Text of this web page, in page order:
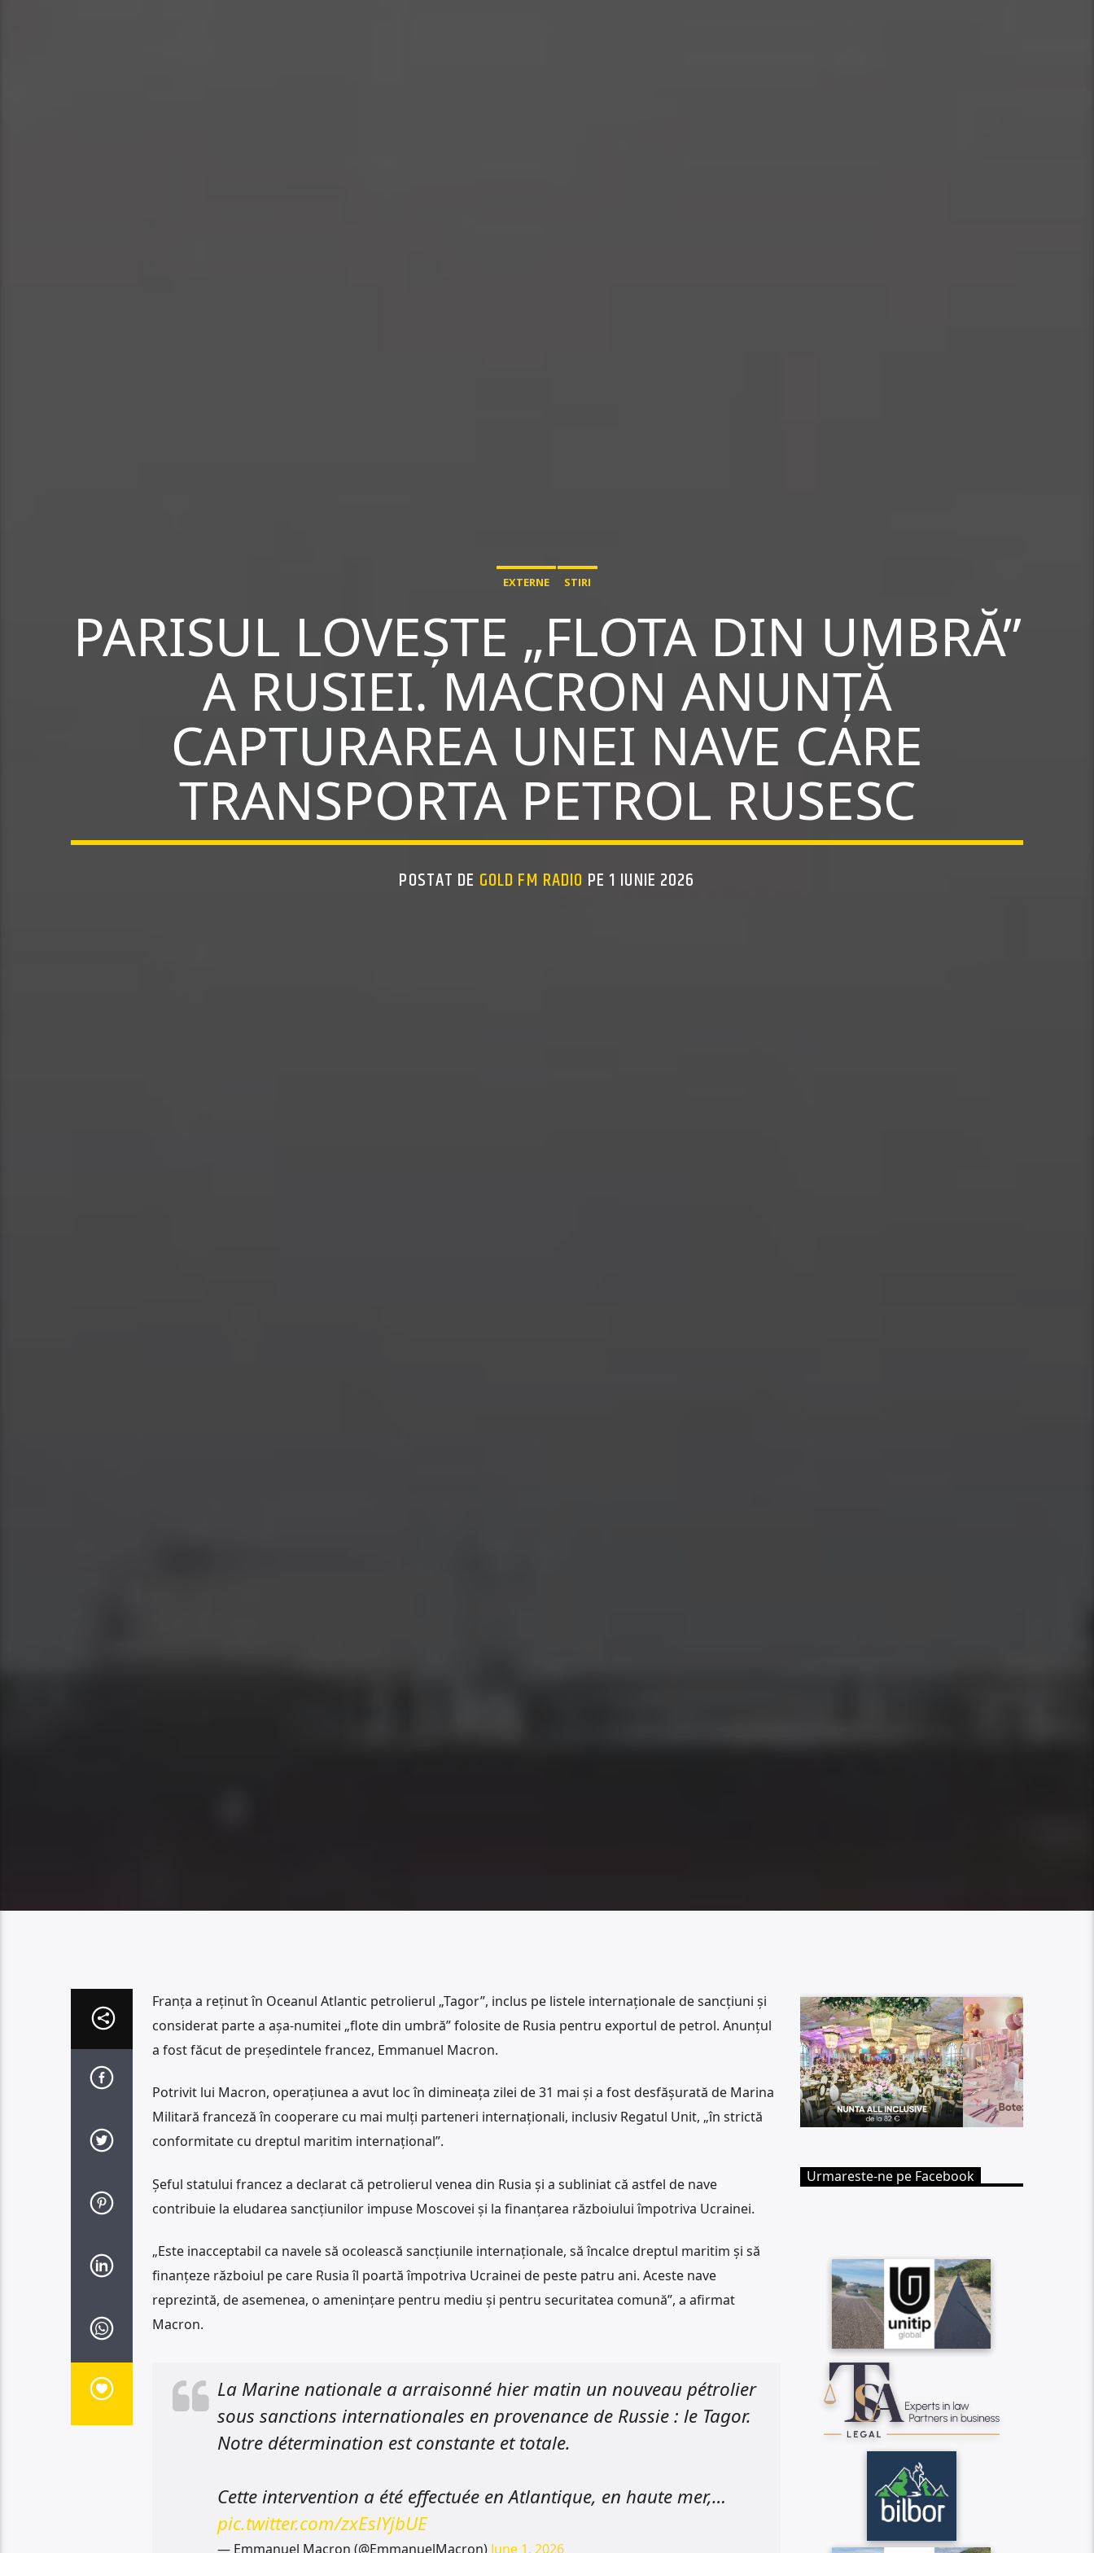
EXTERNE STIRI
PARISUL LOVEȘTE „FLOTA DIN UMBRĂ”
A RUSIEI. MACRON ANUNȚĂ
CAPTURAREA UNEI NAVE CARE
TRANSPORTA PETROL RUSESC
POSTAT DE GOLD FM RADIO PE 1 IUNIE 2026
Franța a reținut în Oceanul Atlantic petrolierul „Tagor”, inclus pe listele internaționale de sancțiuni și
considerat parte a așa-numitei „flote din umbră” folosite de Rusia pentru exportul de petrol. Anunțul
a fost făcut de președintele francez, Emmanuel Macron.
Potrivit lui Macron, operațiunea a avut loc în dimineața zilei de 31 mai și a fost desfășurată de Marina
Militară franceză în cooperare cu mai mulți parteneri internaționali, inclusiv Regatul Unit, „în strictă
conformitate cu dreptul maritim internațional”.
Șeful statului francez a declarat că petrolierul venea din Rusia și a subliniat că astfel de nave
contribuie la eludarea sancțiunilor impuse Moscovei și la finanțarea războiului împotriva Ucrainei.
„Este inacceptabil ca navele să ocolească sancțiunile internaționale, să încalce dreptul maritim și să
finanțeze războiul pe care Rusia îl poartă împotriva Ucrainei de peste patru ani. Aceste nave
reprezintă, de asemenea, o amenințare pentru mediu și pentru securitatea comună”, a afirmat
Macron.
La Marine nationale a arraisonné hier matin un nouveau pétrolier
sous sanctions internationales en provenance de Russie : le Tagor.
Notre détermination est constante et totale.
Cette intervention a été effectuée en Atlantique, en haute mer,…
pic.twitter.com/zxEslYjbUE
— Emmanuel Macron (@EmmanuelMacron) June 1, 2026
Urmareste-ne pe Facebook